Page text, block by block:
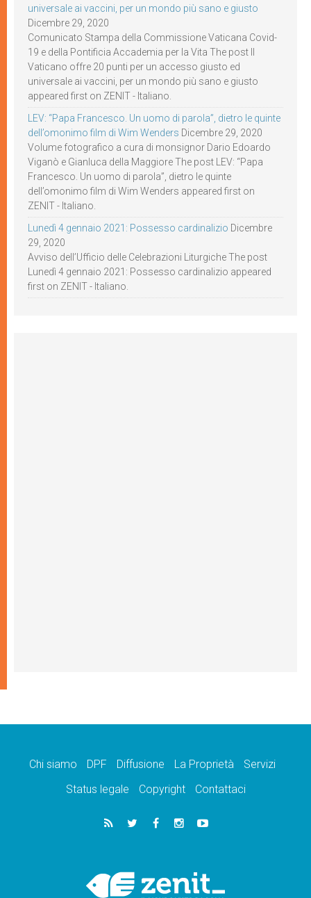
universale ai vaccini, per un mondo più sano e giusto
Dicembre 29, 2020
Comunicato Stampa della Commissione Vaticana Covid-
19 e della Pontificia Accademia per la Vita The post Il
Vaticano offre 20 punti per un accesso giusto ed
universale ai vaccini, per un mondo più sano e giusto
appeared first on ZENIT - Italiano.
LEV: “Papa Francesco. Un uomo di parola”, dietro le quinte
dell’omonimo film di Wim Wenders Dicembre 29, 2020
Volume fotografico a cura di monsignor Dario Edoardo
Viganò e Gianluca della Maggiore The post LEV: “Papa
Francesco. Un uomo di parola”, dietro le quinte
dell’omonimo film di Wim Wenders appeared first on
ZENIT - Italiano.
Lunedì 4 gennaio 2021: Possesso cardinalizio Dicembre
29, 2020
Avviso dell’Ufficio delle Celebrazioni Liturgiche The post
Lunedì 4 gennaio 2021: Possesso cardinalizio appeared
first on ZENIT - Italiano.
Chi siamo DPF Diffusione La Proprietà
Servizi
Status legale
Copyright Contattaci